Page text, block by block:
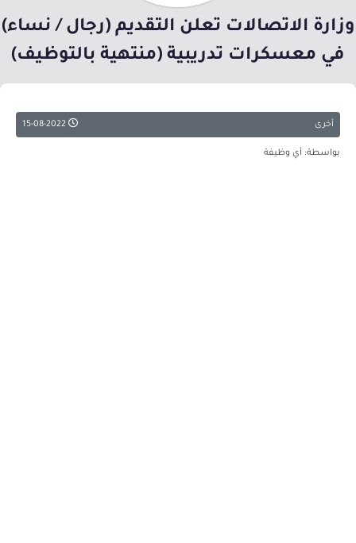
وزارة الاتصالات تعلن التقديم (رجال / نساء)
في معسكرات تدريبية (منتهية بالتوظيف)
أخرى
بواسطة: أي وظيفة